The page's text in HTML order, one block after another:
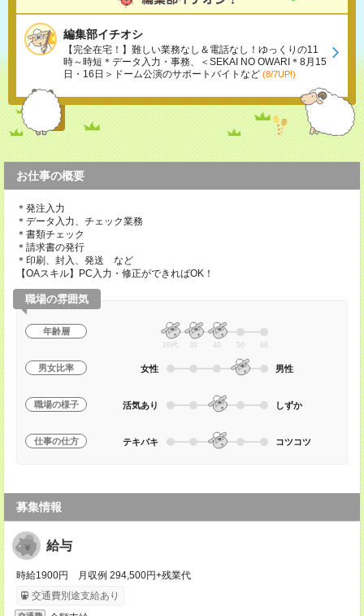
編集部イチオシ
【完全在宅！】難しい業務なし＆電話なし！ゆっくりの11
時～時短＊データ入力・事務、＜SEKAI NO OWARI＊8月15
日・16日＞ドーム公演のサポートバイトなど (8/7UP!)
お仕事の概要
＊発注入力
＊データ入力、チェック業務
＊書類チェック
＊請求書の発行
＊印刷、封入、発送 など
【OAスキル】PC入力・修正ができればOK！
職場の雰囲気
年齢層
20代 30 40 50 60
男女比率 女性 男性
職場の様子 活気あり しずか
仕事の仕方 テキパキ コツコツ
募集情報
給与
時給1900円 月収例 294,500円+残業代
交通費別途支給あり